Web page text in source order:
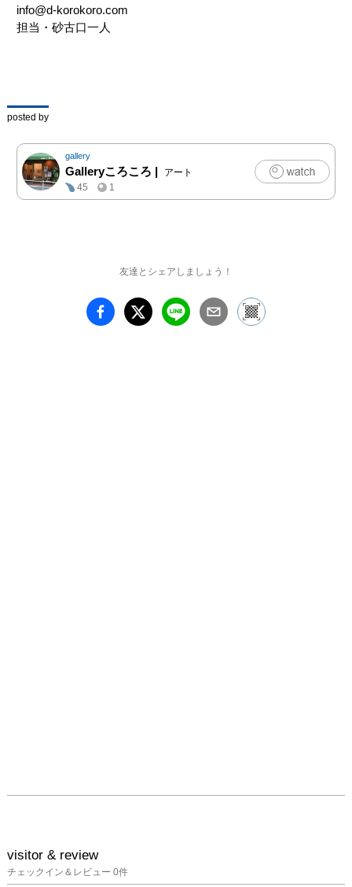
info@d-korokoro.com
担当・砂古口一人
posted by
gallery
Galleryころころ |
アート
45
1
友達とシェアしましょう！
visitor & review
チェックイン＆レビュー 0件